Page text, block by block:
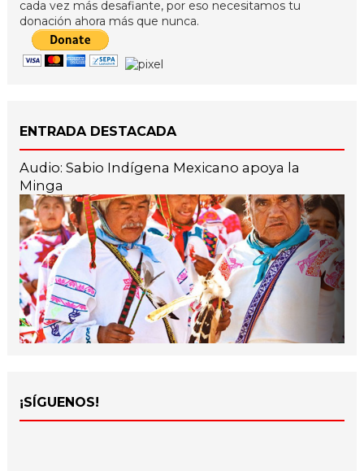
cada vez más desafiante, por eso necesitamos tu
donación ahora más que nunca.
ENTRADA DESTACADA
Audio: Sabio Indígena Mexicano apoya la
Minga
¡SÍGUENOS!